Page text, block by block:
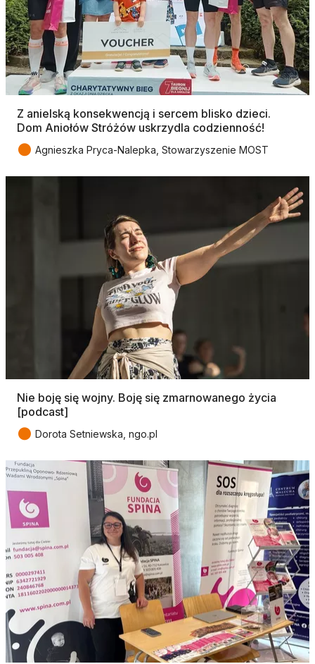
Z anielską konsekwencją i sercem blisko dzieci.
Dom Aniołów Stróżów uskrzydla codzienność!
● Agnieszka Pryca-Nalepka, Stowarzyszenie MOST
Nie boję się wojny. Boję się zmarnowanego życia
[podcast]
● Dorota Setniewska, ngo.pl